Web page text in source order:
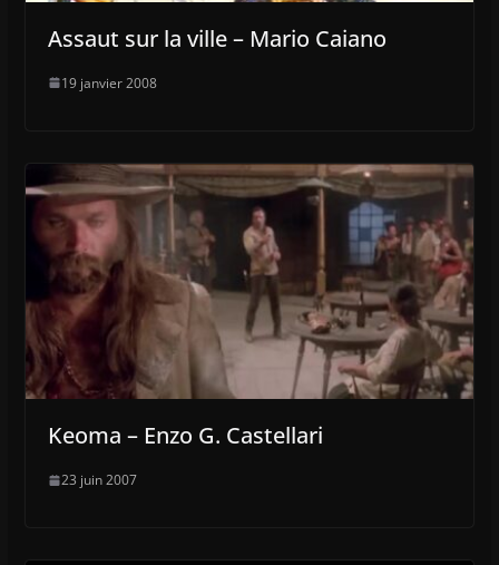
Assaut sur la ville – Mario Caiano
19 janvier 2008
Keoma – Enzo G. Castellari
23 juin 2007